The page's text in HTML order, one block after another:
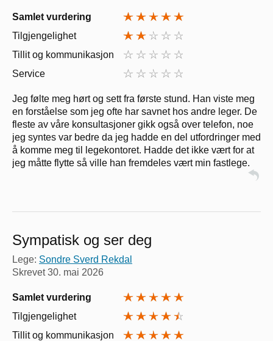
Samlet vurdering
Tilgjengelighet
Tillit og kommunikasjon
Service
Jeg følte meg hørt og sett fra første stund. Han viste meg
en forståelse som jeg ofte har savnet hos andre leger. De
fleste av våre konsultasjoner gikk også over telefon, noe
jeg syntes var bedre da jeg hadde en del utfordringer med
å komme meg til legekontoret. Hadde det ikke vært for at
jeg måtte flytte så ville han fremdeles vært min fastlege.
Sympatisk og ser deg
Lege: Sondre Sverd Rekdal
Skrevet30. mai 2026
Samlet vurdering
Tilgjengelighet
Tillit og kommunikasjon